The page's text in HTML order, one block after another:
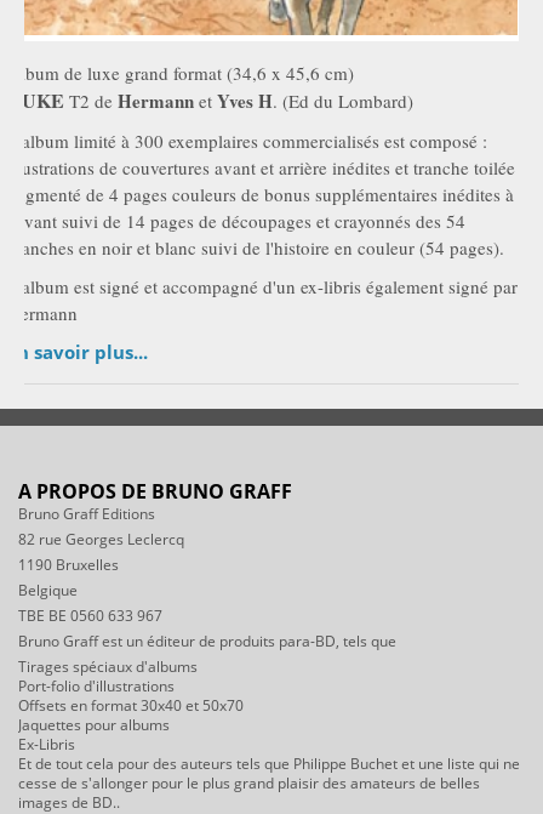
Album de luxe grand format (34,6 x 45,6 cm)
DUKE T2 de Hermannet Yves H. (Ed du Lombard)
L'album limité à 300 exemplaires commercialisés est composé :
illustrations de couvertures avant et arrière inédites et tranche toilée
augmenté de 4 pages couleurs de bonus supplémentaires inédites à
l'avant suivi de 14 pages de découpages et crayonnés des 54
planches en noir et blanc suivi de l'histoire en couleur (54 pages).
L'album est signé et accompagné d'un ex-libris également signé par
Hermann
En savoir plus...
A PROPOS DE BRUNO GRAFF
Bruno Graff Editions
82 rue Georges Leclercq
1190 Bruxelles
Belgique
TBE BE 0560 633 967
Bruno Graff est un éditeur de produits para-BD, tels que
Tirages spéciaux d'albums
Port-folio d'illustrations
Offsets en format 30x40 et 50x70
Jaquettes pour albums
Ex-Libris
Et de tout cela pour des auteurs tels que Philippe Buchet et une liste qui ne
cesse de s'allonger pour le plus grand plaisir des amateurs de belles
images de BD..